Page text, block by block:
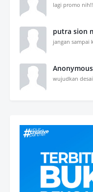
lagi promo
putra sion
jangan sampai
Anonymous
wujudkan